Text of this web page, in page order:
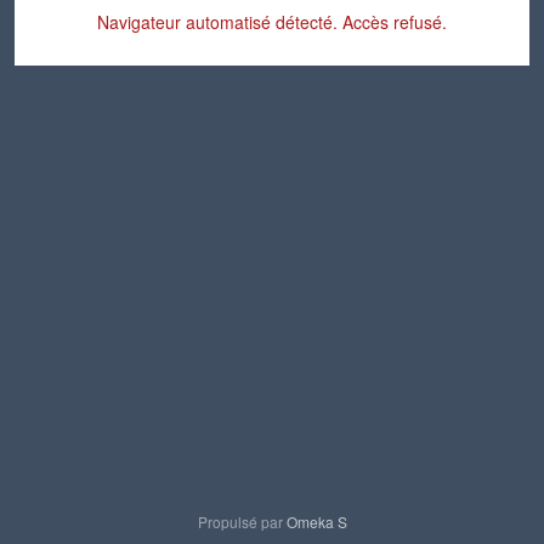
Navigateur automatisé détecté. Accès refusé.
Propulsé parOmeka S